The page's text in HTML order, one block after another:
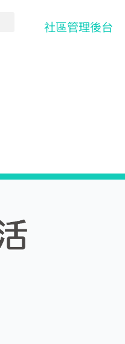
社區管理後台